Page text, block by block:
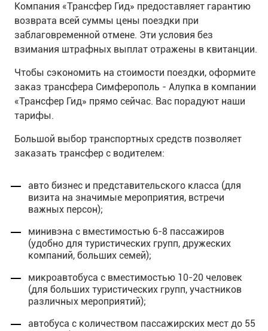
Компания «Трансфер Гид» предоставляет гарантию
возврата всей суммы цены поездки при
заблаговременной отмене. Эти условия без
взимания штрафных выплат отражены в квитанции.
Чтобы сэкономить на стоимости поездки, оформите
заказ трансфера Симферополь - Алупка в компании
«Трансфер Гид» прямо сейчас. Вас порадуют наши
тарифы.
Большой выбор транспортных средств позволяет
заказать трансфер с водителем:
авто бизнес и представительского класса (для
визита на значимые мероприятия, встречи
важных персон);
минивэна с вместимостью 6-8 пассажиров
(удобно для туристических групп, дружеских
компаний, больших семей);
микроавтобуса с вместимостью 10-20 человек
(для больших туристических групп, участников
различных мероприятий);
автобуса с количеством пассажирских мест до 55